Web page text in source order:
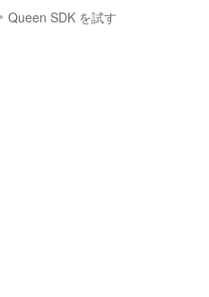
Queen SDK を試す